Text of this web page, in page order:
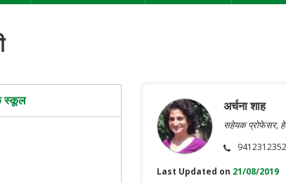
स्कूल अर्चना शाह
सहेयक प्रोफेसर,
9412312352
Last Updated on 21/08/2019